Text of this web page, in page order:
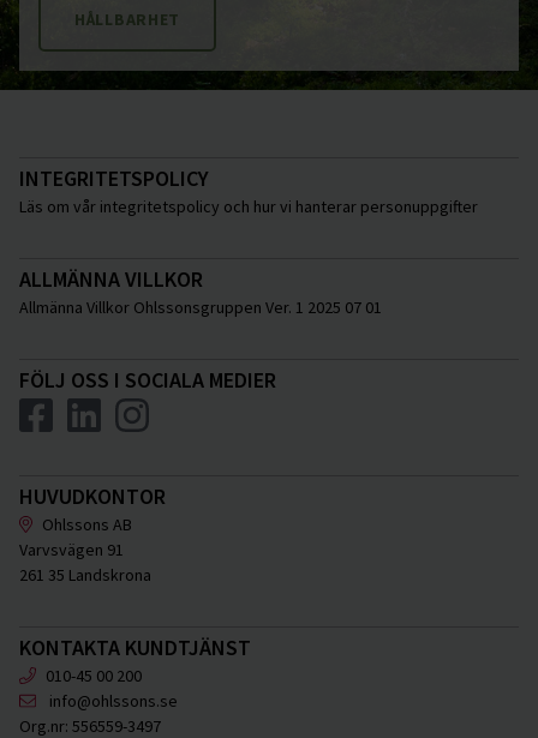
HÅLLBARHET
INTEGRITETSPOLICY
Läs om vår integritetspolicy och hur vi hanterar personuppgifter
ALLMÄNNA VILLKOR
Allmänna Villkor Ohlssonsgruppen Ver. 1 2025 07 01
FÖLJ OSS I SOCIALA MEDIER
HUVUDKONTOR
Ohlssons AB
Varvsvägen 91
261 35 Landskrona
KONTAKTA KUNDTJÄNST
010-45 00 200
info@ohlssons.se
Org.nr: 556559-3497